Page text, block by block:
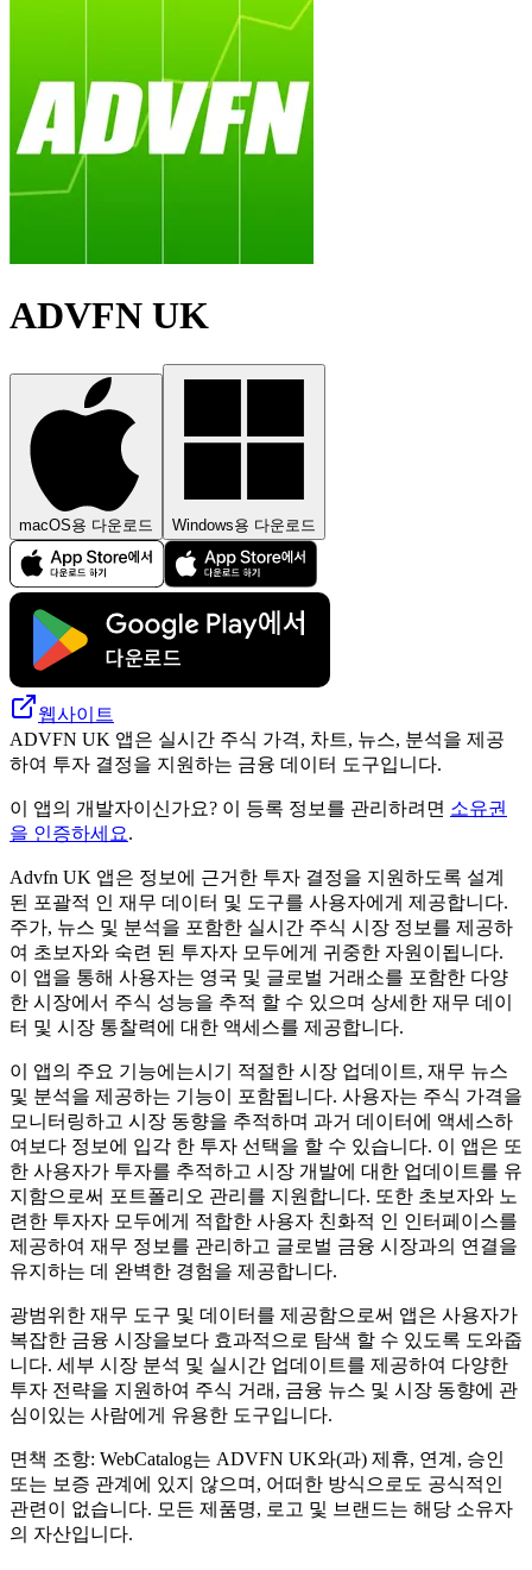
ADVFN UK
macOS용 다운로드 Windows용 다운로드
웹사이트
ADVFN UK 앱은 실시간 주식 가격, 차트, 뉴스, 분석을 제공
하여 투자 결정을 지원하는 금융 데이터 도구입니다.
이 앱의 개발자이신가요? 이 등록 정보를 관리하려면 소유권
을 인증하세요.
Advfn UK 앱은 정보에 근거한 투자 결정을 지원하도록 설계
된 포괄적 인 재무 데이터 및 도구를 사용자에게 제공합니다.
주가, 뉴스 및 분석을 포함한 실시간 주식 시장 정보를 제공하
여 초보자와 숙련 된 투자자 모두에게 귀중한 자원이됩니다.
이 앱을 통해 사용자는 영국 및 글로벌 거래소를 포함한 다양
한 시장에서 주식 성능을 추적 할 수 있으며 상세한 재무 데이
터 및 시장 통찰력에 대한 액세스를 제공합니다.
이 앱의 주요 기능에는시기 적절한 시장 업데이트, 재무 뉴스
및 분석을 제공하는 기능이 포함됩니다. 사용자는 주식 가격을
모니터링하고 시장 동향을 추적하며 과거 데이터에 액세스하
여보다 정보에 입각 한 투자 선택을 할 수 있습니다. 이 앱은 또
한 사용자가 투자를 추적하고 시장 개발에 대한 업데이트를 유
지함으로써 포트폴리오 관리를 지원합니다. 또한 초보자와 노
련한 투자자 모두에게 적합한 사용자 친화적 인 인터페이스를
제공하여 재무 정보를 관리하고 글로벌 금융 시장과의 연결을
유지하는 데 완벽한 경험을 제공합니다.
광범위한 재무 도구 및 데이터를 제공함으로써 앱은 사용자가
복잡한 금융 시장을보다 효과적으로 탐색 할 수 있도록 도와줍
니다. 세부 시장 분석 및 실시간 업데이트를 제공하여 다양한
투자 전략을 지원하여 주식 거래, 금융 뉴스 및 시장 동향에 관
심이있는 사람에게 유용한 도구입니다.
면책 조항: WebCatalog는 ADVFN UK와(과) 제휴, 연계, 승인
또는 보증 관계에 있지 않으며, 어떠한 방식으로도 공식적인
관련이 없습니다. 모든 제품명, 로고 및 브랜드는 해당 소유자
의 자산입니다.